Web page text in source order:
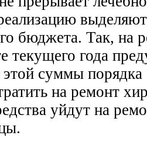
бюджета. Так, на
года
суммы
на ремонт
уйдут на